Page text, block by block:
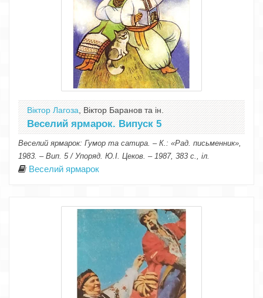
Віктор Лагоза , Віктор Баранов та ін.
Веселий ярмарок. Випуск 5
Веселий ярмарок: Гумор та сатира. – К.: «Рад. письменник»,
1983. – Вип. 5 / Упоряд. Ю.І. Цеков. – 1987, 383 с., іл.
Веселий ярмарок